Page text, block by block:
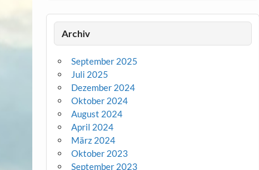
Archiv
September 2025
Juli 2025
Dezember 2024
Oktober 2024
August 2024
April 2024
März 2024
Oktober 2023
September 2023